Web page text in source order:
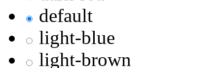
default
light-blue
light-brown